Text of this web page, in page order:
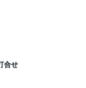
合せ